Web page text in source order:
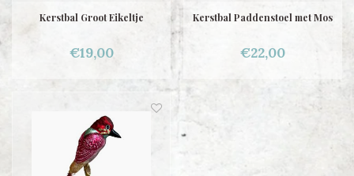
Kerstbal Groot Eikeltje
€19,00
Kerstbal Paddenstoel met Mos
€22,00